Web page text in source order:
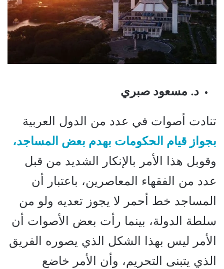
د. مسعود صبري
تنادت أصوات في عدد من الدول العربية
بجواز قيام الحكومات بهدم بعض المساجد،
وقوبل هذا الأمر بالإنكار الشديد من قبل
عدد من الفقهاء المعاصرين، باعتبار أن
المساجد خط أحمر لا يجوز تعديه ولو من
سلطة الدولة، بينما رأت بعض الأصوات أن
الأمر ليس بهذا الشكل الذي يصوره الفريق
الذي يتبنى التحريم، وأن الأمر خاضع